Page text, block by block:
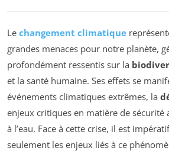
Le changement climatique
grandes menaces pour notre planète,
profondément ressentis sur la
et la santé humaine. Ses effets se
événements climatiques extrêmes, la
enjeux critiques en matière de sécurité
à l’eau. Face à cette crise, il est
seulement les enjeux liés à ce